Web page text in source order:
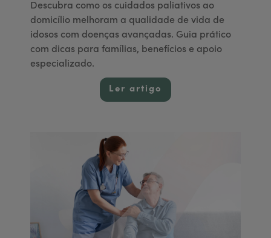
Descubra como os cuidados paliativos ao
domicílio melhoram a qualidade de vida de
idosos com doenças avançadas. Guia prático
com dicas para famílias, benefícios e apoio
especializado.
Ler artigo